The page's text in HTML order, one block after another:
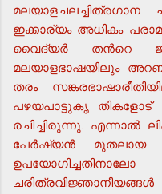
മലയാളചലച്ചിത്രഗാന
ഇക്കാര്യം അധികം
വൈദ്യര്‍ തന്‍റെ
മലയാളഭാഷയിലും
തരം
പഴയപാട്ടുകൃ തികളോട്
രചിച്ചിരുന്നു. എന്നാല്‍
പേര്‍ഷ്യന്‍ മുതലായ